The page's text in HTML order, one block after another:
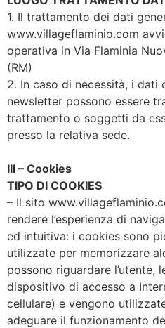
1. Il trattamento dei dati
www.villageflaminio.com
operativa in Via Flaminia
(RM)
2. In caso di necessità, i dati
newsletter possono essere
trattamento o soggetti da
presso la relativa sede.
III – Cookies
TIPO DI COOKIES
– Il sito
rendere l’esperienza di
ed intuitiva: i cookies sono
utilizzate per memorizzare
possono riguardare l’utente,
dispositivo di accesso a
cellulare) e vengono
adeguare il funzionamento